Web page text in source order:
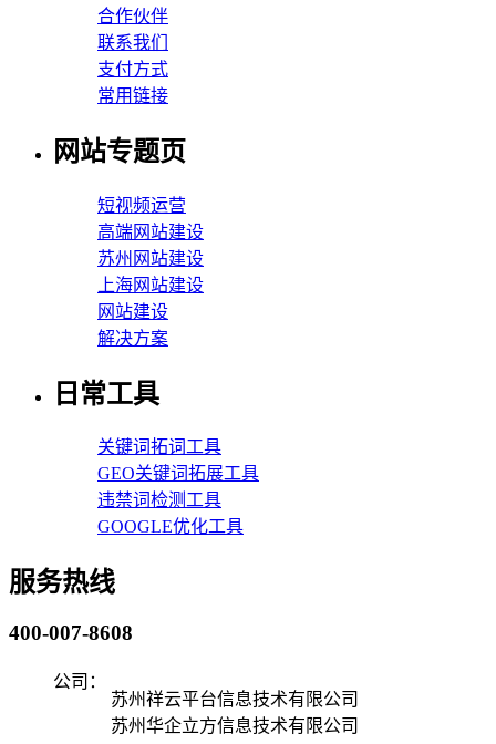
合作伙伴
联系我们
支付方式
常用链接
网站专题页
短视频运营
高端网站建设
苏州网站建设
上海网站建设
网站建设
解决方案
日常工具
关键词拓词工具
GEO关键词拓展工具
违禁词检测工具
GOOGLE优化工具
服务热线
400-007-8608
公司：
苏州祥云平台信息技术有限公司
苏州华企立方信息技术有限公司